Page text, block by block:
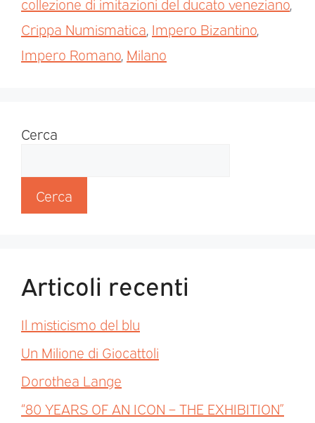
collezione di imitazioni del ducato veneziano,
Crippa Numismatica, Impero Bizantino,
Impero Romano, Milano
Cerca
Cerca
Articoli recenti
Il misticismo del blu
Un Milione di Giocattoli
Dorothea Lange
“80 YEARS OF AN ICON – THE EXHIBITION”